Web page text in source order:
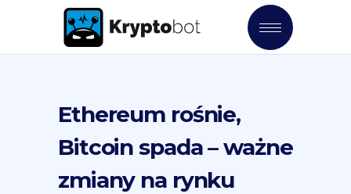
Ethereum rośnie,
Bitcoin spada – ważne
zmiany na rynku